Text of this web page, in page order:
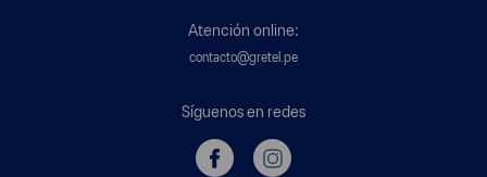
Atención online:
contacto@gretel.pe
Síguenos en redes